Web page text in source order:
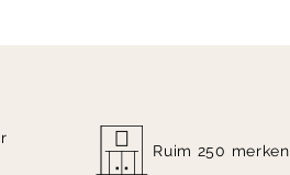
Ruim 250 merken